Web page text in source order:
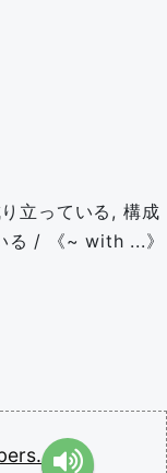
立っている, 構成
る / 《~ with ...》